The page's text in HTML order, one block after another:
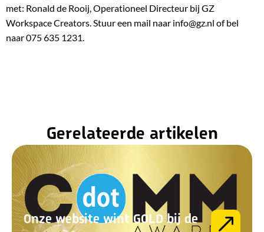
met: Ronald de Rooij, Operationeel Directeur bij GZ
Workspace Creators. Stuur een mail naar info@gz.nl of bel
naar 075 635 1231.
Gerelateerde artikelen
Onze website wint GOLD bij de